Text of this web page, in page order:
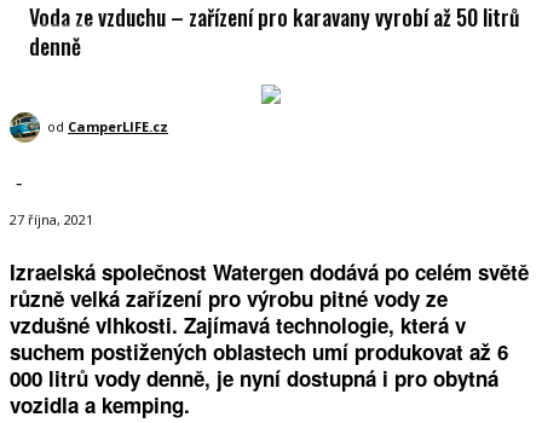
Voda ze vzduchu – zařízení pro karavany vyrobí až 50 litrů
denně
od CamperLIFE.cz
-
27 října, 2021
Izraelská společnost Watergen dodává po celém světě
různě velká zařízení pro výrobu pitné vody ze
vzdušné vlhkosti. Zajímavá technologie, která v
suchem postižených oblastech umí produkovat až 6
000 litrů vody denně, je nyní dostupná i pro obytná
vozidla a kemping.